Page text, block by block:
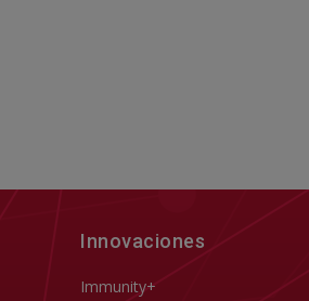
Innovaciones
Immunity+